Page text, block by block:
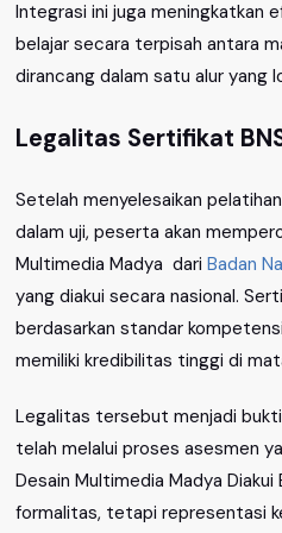
Integrasi ini juga meningkatkan
belajar secara terpisah antara
dirancang dalam satu alur yang
Legalitas Sertifikat
Setelah menyelesaikan
dalam uji, peserta akan
Multimedia Madya dariBadan
yang diakui secara nasional.
berdasarkan standar
memiliki kredibilitas tinggi di
Legalitas tersebut menjadi
telah melalui proses asesmen
Desain Multimedia Madya Diakui
formalitas, tetapi representasi